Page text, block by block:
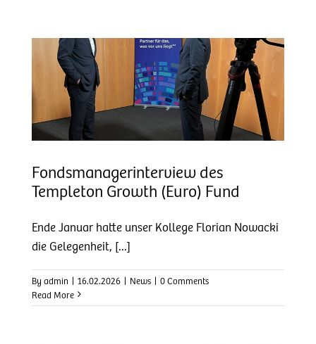
Fondsmanagerinterview des
Templeton Growth (Euro) Fund
Ende Januar hatte unser Kollege Florian Nowacki
die Gelegenheit, [...]
By admin | 16.02.2026 | News | 0 Comments
Read More